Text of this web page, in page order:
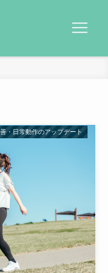
・日常動作のアップデート